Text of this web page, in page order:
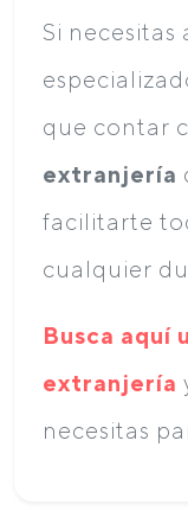
Si necesitas
que contar
extranjería
facilitarte
cualquier
Busca aquí
extranjería
necesitas